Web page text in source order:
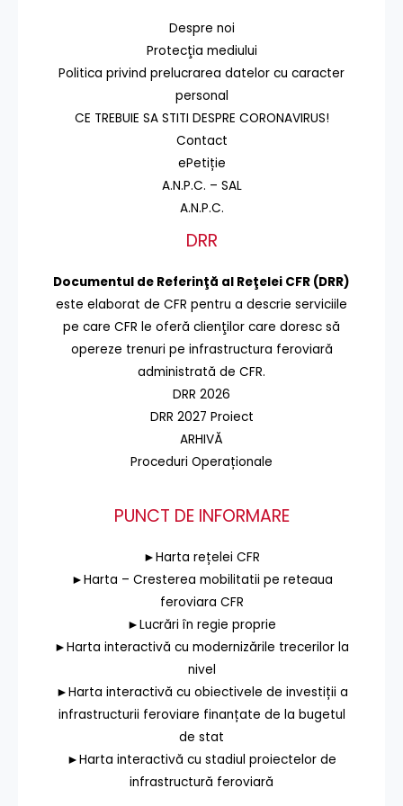
Despre noi
Protecţia mediului
Politica privind prelucrarea datelor cu caracter
personal
CE TREBUIE SA STITI DESPRE CORONAVIRUS!
Contact
ePetiție
A.N.P.C. – SAL
A.N.P.C.
DRR
Documentul de Referinţă al Reţelei CFR (DRR)
este elaborat de CFR pentru a descrie serviciile
pe care CFR le oferă clienţilor care doresc să
opereze trenuri pe infrastructura feroviară
administrată de CFR.
DRR 2026
DRR 2027 Proiect
ARHIVĂ
Proceduri Operaționale
PUNCT DE INFORMARE
►Harta rețelei CFR
►Harta – Cresterea mobilitatii pe reteaua
feroviara CFR
►Lucrări în regie proprie
►Harta interactivă cu modernizările trecerilor la
nivel
►Harta interactivă cu obiectivele de investiții a
infrastructurii feroviare finanțate de la bugetul
de stat
►Harta interactivă cu stadiul proiectelor de
infrastructură feroviară